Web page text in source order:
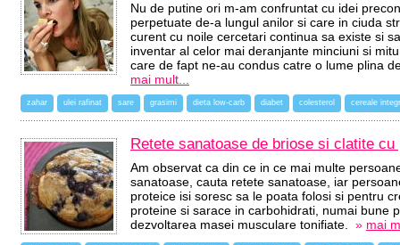
Nu de putine ori m-am confruntat cu idei
perpetuate de-a lungul anilor si care in ciuda
curent cu noile cercetari continua sa existe si
inventar al celor mai deranjante minciuni si
care de fapt ne-au condus catre o lume plina
mai mult...
zahar ulei rafinat sare grasimi dieta low-carb diabet colesterol cereale
Retete sanatoase de briose si clatite
Am observat ca din ce in ce mai multe
sanatoase, cauta retete sanatoase, iar
proteice isi soresc sa le poata folosi si pentru
proteine si sarace in carbohidrati, numai bune
dezvoltarea masei musculare tonifiate. » mai